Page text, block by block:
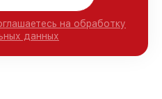
на обработку
данных